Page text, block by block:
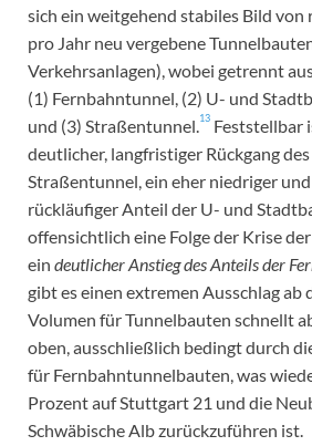
sich ein weitgehend stabiles Bild
pro Jahr neu vergebene
Verkehrsanlagen), wobei getrennt
(1) Fernbahntunnel, (2) U- und
und (3) Straßentunnel.13 Feststellbar
deutlicher, langfristiger Rückgang
Straßentunnel, ein eher niedriger
rückläufiger Anteil der U- und
offensichtlich eine Folge der Krise
ein deutlicher Anstieg des Anteils der
gibt es einen extremen Ausschlag ab
Volumen für Tunnelbauten schnellt
oben, ausschließlich bedingt durch
für Fernbahntunnelbauten, was
Prozent auf Stuttgart 21 und die
Schwäbische Alb zurückzuführen ist.